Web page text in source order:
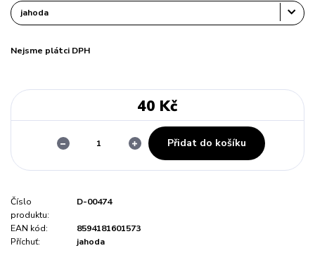
Nejsme plátci DPH
40 Kč
Přidat do košíku
Číslo
produktu:
D-00474
EAN kód:
8594181601573
Příchuť:
jahoda